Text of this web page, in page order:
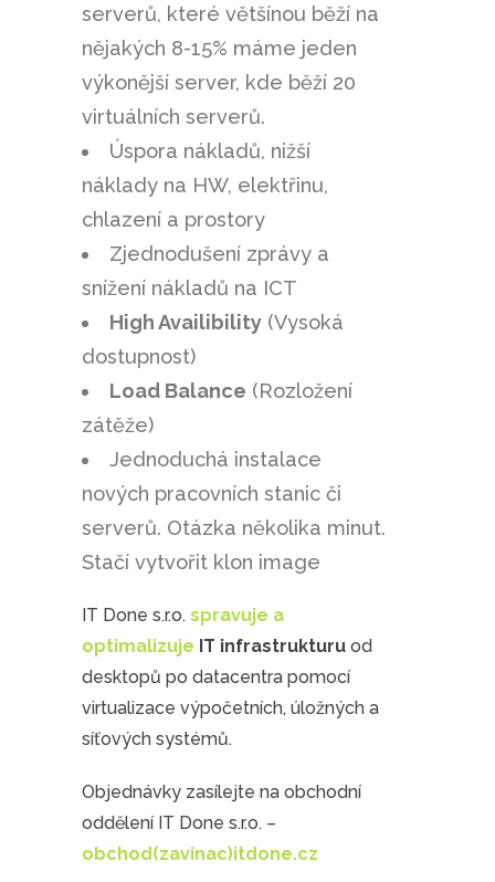
serverů, které většínou běží na
nějakých 8-15% máme jeden
výkonější server, kde běží 20
virtuálních serverů.
Úspora nákladů, nižší
náklady na HW, elektřinu,
chlazení a prostory
Zjednodušení zprávy a
snížení nákladů na ICT
High Availibility (Vysoká
dostupnost)
Load Balance (Rozložení
zátěže)
Jednoduchá instalace
nových pracovních stanic či
serverů. Otázka několika minut.
Stačí vytvořit klon image
IT Done s.r.o. spravuje a
optimalizuje IT infrastrukturu od
desktopů po datacentra pomocí
virtualizace výpočetních, úložných a
síťových systémů.
Objednávky zasílejte na obchodní
oddělení IT Done s.r.o. –
obchod(zavinac)itdone.cz